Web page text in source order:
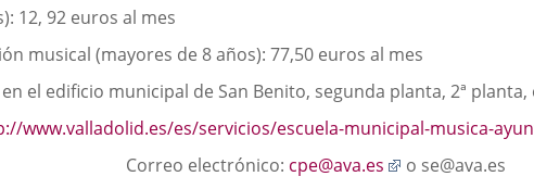
12, 92 euros al mes
musical (mayores de 8 años): 77,50 euros al mes
el edificio municipal de San Benito, segunda planta, 2ª
www.valladolid.es/es/servicios/escuela-municipal-musica-
Correo electrónico: cpe@ava.es
Enlace
o se@ava.es